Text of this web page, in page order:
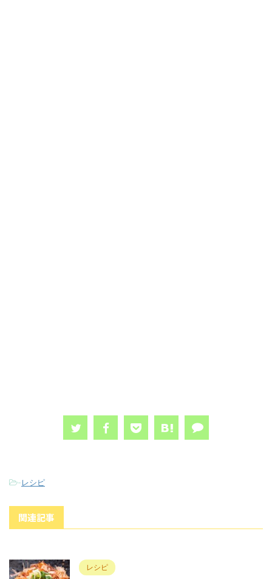
-レシピ
関連記事
レシピ